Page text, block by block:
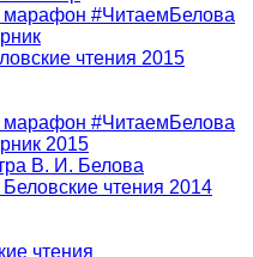
марафон #ЧитаемБелова
чтения 2015
марафон #ЧитаемБелова
2015
В. И. Белова
чтения 2014
чтения